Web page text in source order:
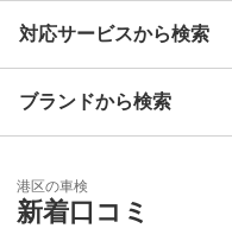
足立区
板橋区
江戸川区
大田区
対応サービスから検索
Award 受賞店
特典あり
ブランドから検索
アップル車検
港区の車検
新着口コミ